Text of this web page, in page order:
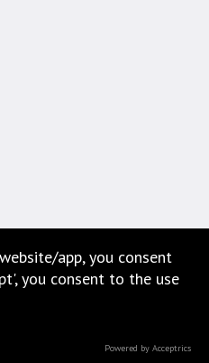
app, you consent
you consent to the use
Powered by Acceptrics